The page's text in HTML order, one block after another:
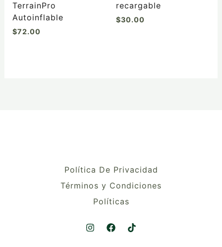
TerrainPro
Autoinflable
$72.00
recargable
$30.00
Política De Privacidad
Términos y Condiciones
Políticas